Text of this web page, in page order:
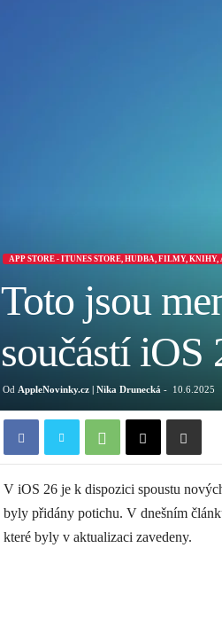
APP STORE - ITUNES STORE, HUDBA, FILMY,
Toto jsou
součástí iOS
Od AppleNovinky.cz | Nika Drunecká - 10.6.2025
V iOS 26 je k dispozici spoustu
byly přidány potichu. V dnešním
které byly v aktualizaci zavedeny.